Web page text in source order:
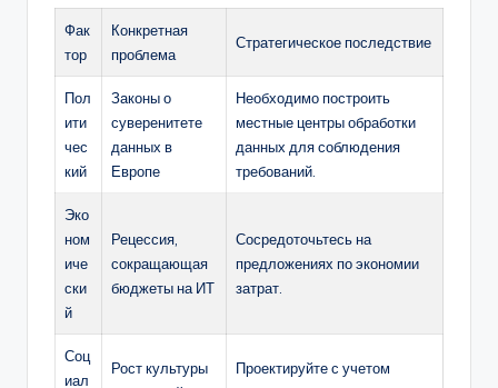
Фак
тор
Конкретная
проблема
Стратегическое последствие
Пол
ити
чес
кий
Законы о
суверенитете
данных в
Европе
Необходимо построить
местные центры обработки
данных для соблюдения
требований.
Эко
ном
иче
ски
й
Рецессия,
сокращающая
бюджеты на ИТ
Сосредоточьтесь на
предложениях по экономии
затрат.
Соц
иал
Рост культуры
Проектируйте с учетом